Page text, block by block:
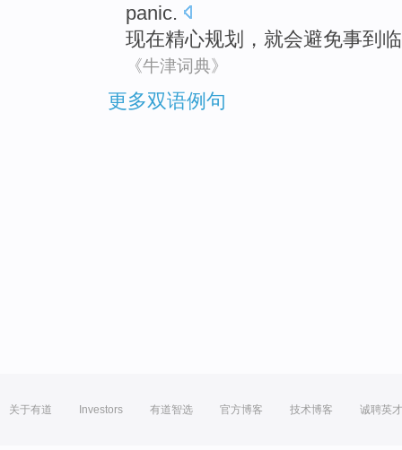
panic.
现在精心规划 ， 就会避免事到
《牛津词典》
更多双语例句
关于有道 Investors 有道智选 官方博客 技术博客 诚聘英才